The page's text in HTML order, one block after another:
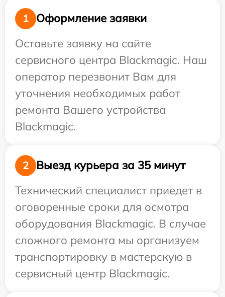
1
Оформление заявки
Оставьте заявку на сайте
сервисного центра Blackmagic. Наш
оператор перезвонит Вам для
уточнения необходимых работ
ремонта Вашего устройства
Blackmagic.
2
Выезд курьера за 35 минут
Технический специалист приедет в
оговоренные сроки для осмотра
оборудования Blackmagic. В случае
сложного ремонта мы организуем
транспортировку в мастерскую в
сервисный центр Blackmagic.